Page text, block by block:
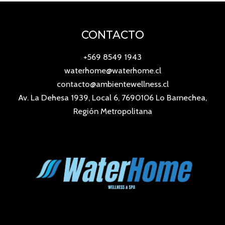
CONTACTO
+569 8549 1943
waterhome@waterhome.cl
contacto@ambientewellness.cl
Av. La Dehesa 1939, Local 6, 7690106 Lo Barnechea,
Región Metropolitana